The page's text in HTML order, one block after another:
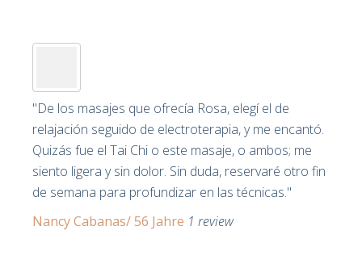
"De los masajes que ofrecía Rosa, elegí el de
relajación seguido de electroterapia, y me encantó.
Quizás fue el Tai Chi o este masaje, o ambos; me
siento ligera y sin dolor. Sin duda, reservaré otro fin
de semana para profundizar en las técnicas."
Nancy Cabanas/ 56 Jahre 1 review